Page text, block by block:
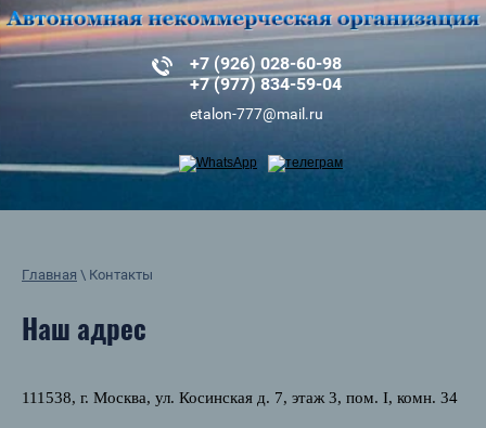
+7 (926) 028-60-98
+7 (977) 834-59-04
etalon-777@mail.ru
Главная \ Контакты
Наш адрес
111538, г. Москва, ул. Косинская д. 7, этаж 3, пом. I, комн. 34